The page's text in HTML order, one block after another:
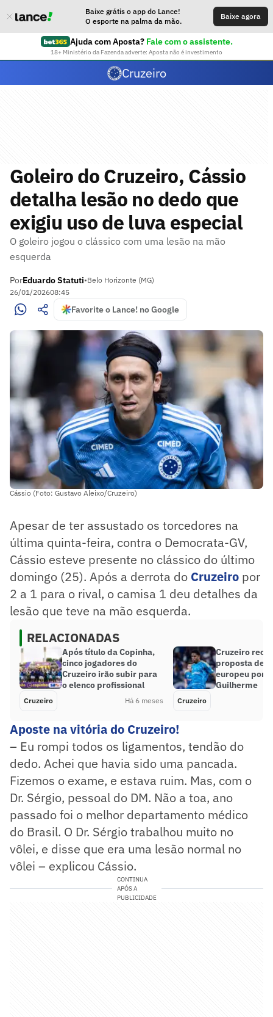
Baixe grátis o app do Lance!
O esporte na palma da mão.
Baixe agora
Ajuda com Aposta? Fale com o assistente.
18+ Ministério da Fazenda adverte: Aposta não é investimento
Cruzeiro
Goleiro do Cruzeiro, Cássio
detalha lesão no dedo que
exigiu uso de luva especial
O goleiro jogou o clássico com uma lesão na mão
esquerda
PorEduardo Statuti•Belo Horizonte (MG)
26/01/202608:45
Favorite o Lance! no Google
Cássio (Foto: Gustavo Aleixo/Cruzeiro)
Apesar de ter assustado os torcedores na
última quinta-feira, contra o Democrata-GV,
Cássio esteve presente no clássico do último
domingo (25). Após a derrota do Cruzeiro por
2 a 1 para o rival, o camisa 1 deu detalhes da
lesão que teve na mão esquerda.
RELACIONADAS
Após título da Copinha,
cinco jogadores do
Cruzeiro irão subir para
o elenco profissional
Cruzeiro Há 6 meses
Cruzeiro
proposta de
europeu por
Guilherme
Cruzeiro
Aposte na vitória do Cruzeiro!
– Eu rompi todos os ligamentos, tendão do
dedo. Achei que havia sido uma pancada.
Fizemos o exame, e estava ruim. Mas, com o
Dr. Sérgio, pessoal do DM. Não a toa, ano
passado foi o melhor departamento médico
do Brasil. O Dr. Sérgio trabalhou muito no
vôlei, e disse que era uma lesão normal no
vôlei – explicou Cássio.
CONTINUA
APÓS A
PUBLICIDADE